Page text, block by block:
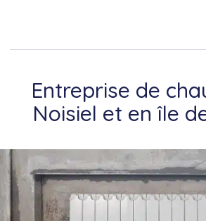
Entreprise de
Noisiel et en île